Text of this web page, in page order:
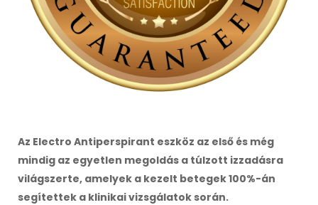
Az Electro Antiperspirant eszköz az első és még
mindig az egyetlen megoldás a túlzott izzadásra
világszerte, amelyek a kezelt betegek 100%-án
segítettek a klinikai vizsgálatok során.